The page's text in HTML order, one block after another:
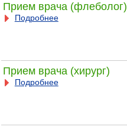
Прием врача (флеболог)
Подробнее
Прием врача (хирург)
Подробнее